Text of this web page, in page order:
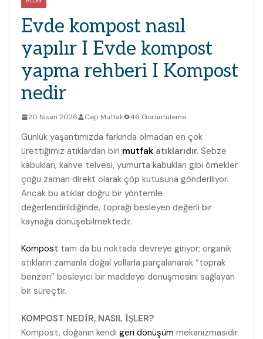
Evde kompost nasıl
yapılır I Evde kompost
yapma rehberi I Kompost
nedir
20 Nisan 2026 Cep Mutfak 46 Görüntüleme
Günlük yaşantımızda farkında olmadan en çok
ürettiğimiz atıklardan biri mutfak atıklarıdır. Sebze
kabukları, kahve telvesi, yumurta kabukları gibi örnekler
çoğu zaman direkt olarak çöp kutusuna gönderiliyor.
Ancak bu atıklar doğru bir yöntemle
değerlendirildiğinde, toprağı besleyen değerli bir
kaynağa dönüşebilmektedir.
Kompost tam da bu noktada devreye giriyor; organik
atıkların zamanla doğal yollarla parçalanarak “toprak
benzeri” besleyici bir maddeye dönüşmesini sağlayan
bir süreçtir.
KOMPOST NEDİR, NASIL İŞLER?
Kompost, doğanın kendi geri dönüşüm mekanizmasıdır.